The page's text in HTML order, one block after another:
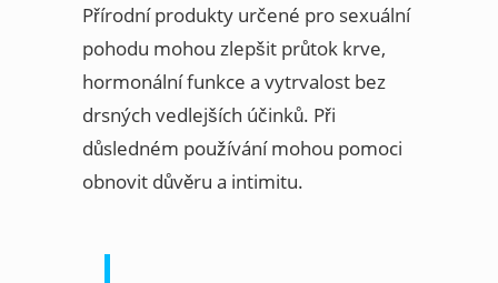
Přírodní produkty určené pro sexuální
pohodu mohou zlepšit průtok krve,
hormonální funkce a vytrvalost bez
drsných vedlejších účinků. Při
důsledném používání mohou pomoci
obnovit důvěru a intimitu.